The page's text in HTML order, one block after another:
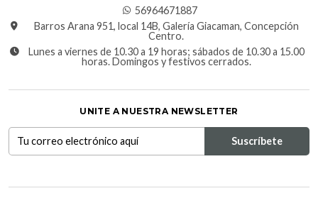
56964671887
Barros Arana 951, local 14B, Galería Giacaman, Concepción
Centro.
Lunes a viernes de 10.30 a 19 horas; sábados de 10.30 a 15.00
horas. Domingos y festivos cerrados.
UNITE A NUESTRA NEWSLETTER